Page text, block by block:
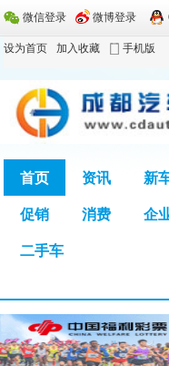
微信登录 微博登录
设为首页 加入收藏 手机版
首页 资讯 新
促销 消费 企
二手车